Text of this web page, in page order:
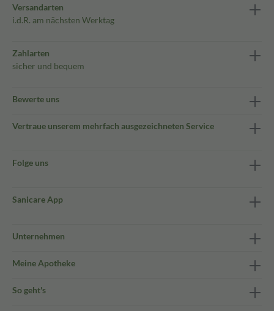
Versandarten
i.d.R. am nächsten Werktag
Zahlarten
sicher und bequem
Bewerte uns
Vertraue unserem mehrfach ausgezeichneten Service
Folge uns
Sanicare App
Unternehmen
Meine Apotheke
So geht's